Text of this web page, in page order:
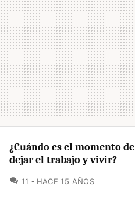
¿Cuándo es el momento de
dejar el trabajo y vivir?
11 COMENTARIOS
HACE 15 AÑOS